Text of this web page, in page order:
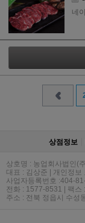
네
상점정보
상호명 : 농업회사법인(
대표 : 김상준 | 개인정보
사업자등록번호 :404-
전화 : 1577-8531 | 팩스
주소 : 전북 정읍시 수성